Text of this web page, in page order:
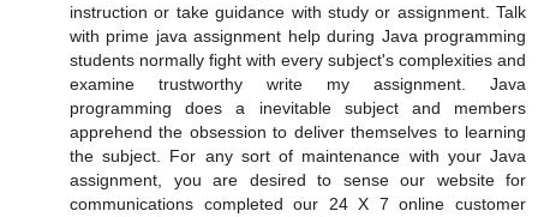
instruction or take guidance with study or assignment. Talk
with prime java assignment help during Java programming
students normally fight with every subject's complexities and
examine trustworthy write my assignment. Java
programming does a inevitable subject and members
apprehend the obsession to deliver themselves to learning
the subject. For any sort of maintenance with your Java
assignment, you are desired to sense our website for
communications completed our 24 X 7 online customer